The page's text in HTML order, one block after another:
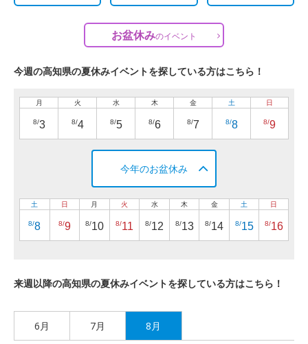
お盆休みのイベント
今週の高知県の夏休みイベントを探している方はこちら！
月
8/3
火
8/4
水
8/5
木
8/6
金
8/7
土
8/8
日
8/9
今年のお盆休み
土
8/8
日
8/9
月
8/10
火
8/11
水
8/12
木
8/13
金
8/14
土
8/15
日
8/16
来週以降の高知県の夏休みイベントを探している方はこちら！
6月 7月 8月